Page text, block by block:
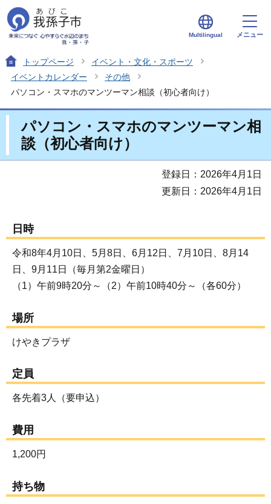
Multilingual メニュー
トップページ
イベント・文化・スポーツ
イベントカレンダー
その他
パソコン・スマホのマンツーマン相談（初心者向け）
パソコン・スマホのマンツーマン相
談（初心者向け）
登録日：2026年4月1日
更新日：2026年4月1日
日時
令和8年4月10日、5月8日、6月12日、7月10日、8月14
日、9月11日（毎月第2金曜日）
（1）午前9時20分～（2）午前10時40分～（各60分）
場所
けやきプラザ
定員
各先着3人（要申込）
費用
1,200円
持ち物